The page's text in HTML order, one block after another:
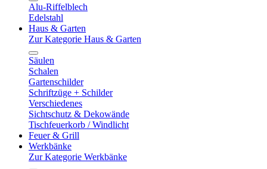
Alu-Riffelblech
Edelstahl
Haus & Garten
Zur Kategorie Haus & Garten
Säulen
Schalen
Gartenschilder
Schriftzüge + Schilder
Verschiedenes
Sichtschutz & Dekowände
Tischfeuerkorb / Windlicht
Feuer & Grill
Werkbänke
Zur Kategorie Werkbänke